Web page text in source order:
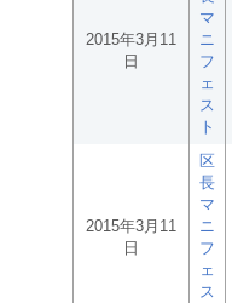
2015年3月11
日
マ
ニ
フ
ェ
ス
ト
2015年3月11
日
区
長
マ
ニ
フ
ェ
ス